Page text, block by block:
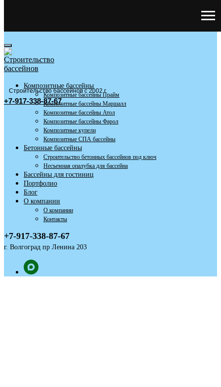
Строительство бассейнов с 2002 г
+7-917-338-87-67
Композитные бассейны
Композитные бассейны Прайм
Композитные бассейны Маршалл
Композитные бассейны Атол
Композитные бассейны Фарол
Композитные купели
Композитные СПА бассейны
Бетонные бассейны
Строительство бетонных бассейнов под ключ
Несъемная опалубка для бассейна
Бассейны для гостиниц
Портфолио
Блог
О компании
О компании
Контакты
+7-917-338-87-67
г. Волгоград пр Ленина 203